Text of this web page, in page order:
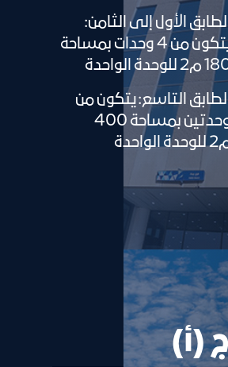
الأول إلى الثامن:
يتكون من 4 وحدات بمساحة
للوحدة الواحدة
التاسع: يتكون من
وحدتين بمساحة 400
الواحدة
(أ)